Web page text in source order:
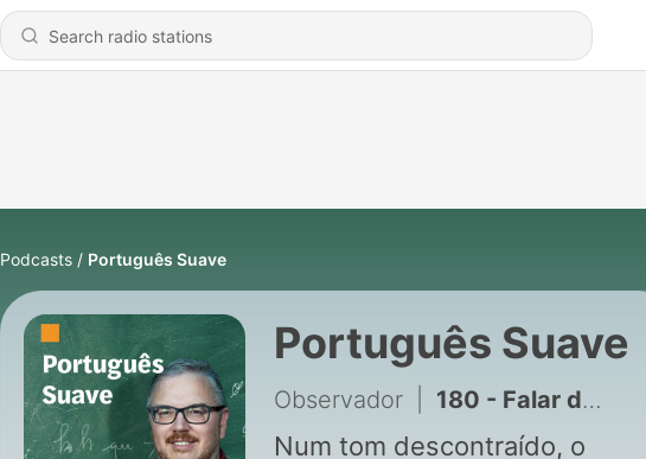
Podcasts Português Suave
Português Suave
Observador 180 - Falar duas línguas em casa faz mal e confunde as crianças?
Num tom descontraído, o